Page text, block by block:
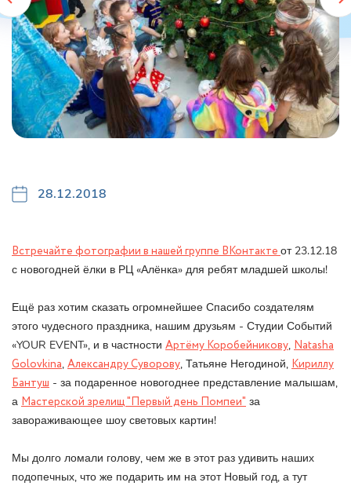
28.12.2018
Встречайте фотографии в нашей группе ВКонтактеот 23.12.18
с новогодней ёлки в РЦ «Алёнка» для ребят младшей школы!
Ещё раз хотим сказать огромнейшее Спасибо создателям
этого чудесного праздника, нашим друзьям - Студии Событий
«YOUR EVENT», и в частности Артёму Коробейникову, Natasha
Golovkina, Александру Суворову, Татьяне Негодиной, Кириллу
Бантуш - за подаренное новогоднее представление малышам,
а Мастерской зрелищ "Первый день Помпеи" за
завораживающее шоу световых картин!
Мы долго ломали голову, чем же в этот раз удивить наших
подопечных, что же подарить им на этот Новый год, а тут